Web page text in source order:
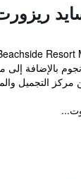
ريزورت
ويوفر مرافق ذات 4 نجوم
مركز التجميل